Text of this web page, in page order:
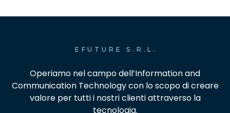
EFUTURE S.R.L.
Operiamo nel campo dell’Information and
Communication Technology con lo scopo di creare
valore per tutti i nostri clienti attraverso la
tecnologia.